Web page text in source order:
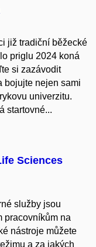
již tradiční běžecké
priglu 2024 koná
si zazávodit
bojujte nejen sami
univerzitu.
startovné...
Sciences
služby jsou
pracovníkům na
nástroje můžete
a za jakých